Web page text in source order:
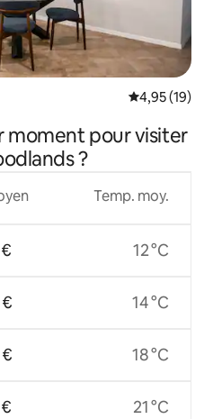
Évaluation
4,95 (19)
moment pour visiter
?
Temp. moy.
12 °C
14 °C
18 °C
21 °C